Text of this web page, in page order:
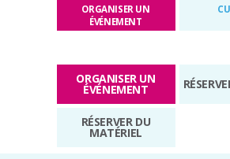
ORGANISER UN
ÉVÉNEMENT
ORGANISER UN
ÉVÉNEMENT
RÉSERVER DU
MATÉRIEL